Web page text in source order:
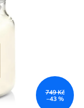
749 Kč
–43 %